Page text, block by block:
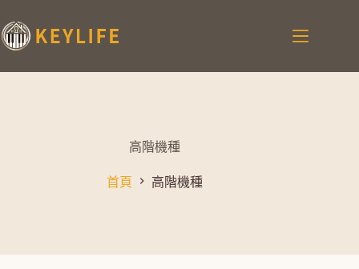
高階機種
首頁 高階機種